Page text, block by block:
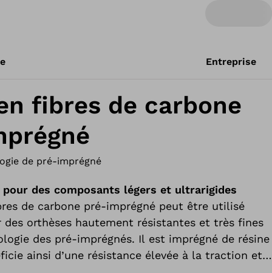
Entreprise
fibres de carbone
de pré-imprégné
pour des composants légers et ultrarigides
de carbone pré-imprégné peut être utilisé
des orthèses hautement résistantes et très fines
des pré-imprégnés. Il est imprégné de résine
ainsi d’une résistance élevée à la traction et à